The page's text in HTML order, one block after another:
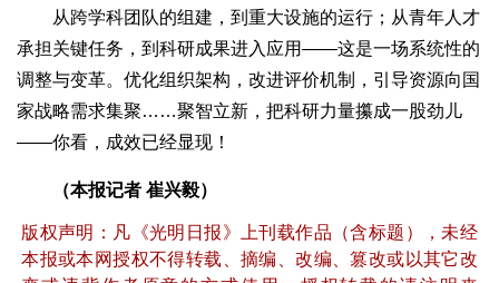
从跨学科团队的组建，到重大设施的运行；从青年人才
承担关键任务，到科研成果进入应用——这是一场系统性的
调整与变革。优化组织架构，改进评价机制，引导资源向国
家战略需求集聚……聚智立新，把科研力量攥成一股劲儿
——你看，成效已经显现！
（本报记者 崔兴毅）
版权声明：凡《光明日报》上刊载作品（含标题），未经
本报或本网授权不得转载、摘编、改编、篡改或以其它改